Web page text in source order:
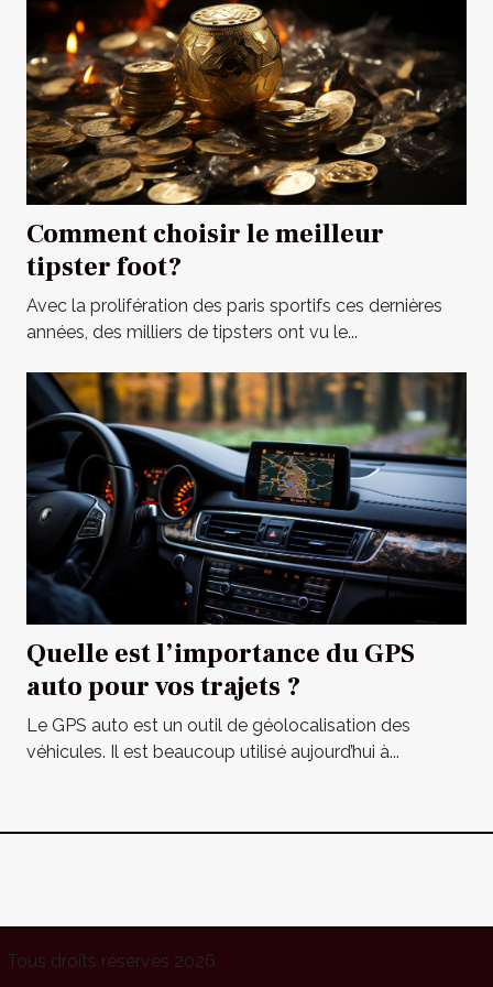
Comment choisir le meilleur
tipster foot?
Avec la prolifération des paris sportifs ces dernières
années, des milliers de tipsters ont vu le...
Quelle est l’importance du GPS
auto pour vos trajets ?
Le GPS auto est un outil de géolocalisation des
véhicules. Il est beaucoup utilisé aujourd’hui à...
Tous droits réservés 2026